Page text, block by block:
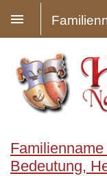
Bedeutung,